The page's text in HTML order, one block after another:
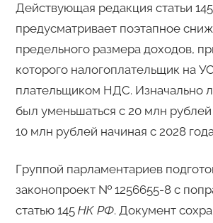
Действующая редакция статьи 145
предусматривает поэтапное
предельного размера доходов,
которого налогоплательщик на
плательщиком НДС. Изначально
был уменьшаться с 20 млн рублей
10 млн рублей начиная с 2028
Группой парламентариев
законопроект № 1256655-8 с
статью 145 НК РФ. Документ